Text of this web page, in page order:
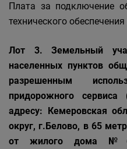
Плата за подключение
технического
Лот 3. Земельный
населенных пунктов
разрешенным
придорожного
адресу: Кемеровская
округ, г.Белово, в 65
от жилого дома